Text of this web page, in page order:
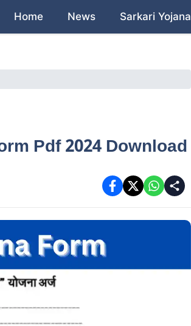
Home News Sarkari Yojana
Pdf 2024​ Download